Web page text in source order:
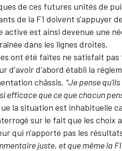
de ces futures unités de
de la F1 doivent s'appuyer
active est ainsi devenue une
dans les lignes droites.
ont été faites ne satisfait pas
d'avoir d'abord établi la
châssis. "Je pense
efficace que ce que chacun
la situation est inhabituelle
sur le fait que les choix
qui n'apporte pas les
juste, et que même la